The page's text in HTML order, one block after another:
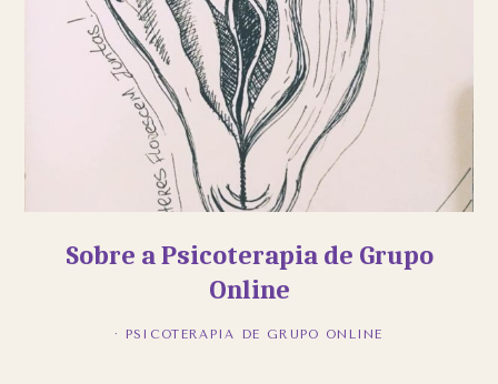
Sobre a Psicoterapia de Grupo
Online
· PSICOTERAPIA DE GRUPO ONLINE